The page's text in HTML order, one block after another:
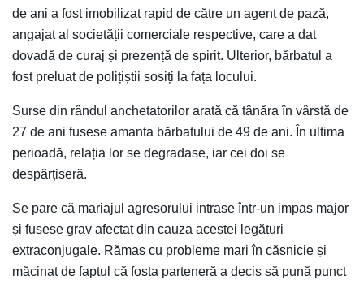
de ani a fost imobilizat rapid de către un agent de pază,
angajat al societății comerciale respective, care a dat
dovadă de curaj și prezență de spirit. Ulterior, bărbatul a
fost preluat de polițiștii sosiți la fața locului.
Surse din rândul anchetatorilor arată că tânăra în vârstă de
27 de ani fusese amanta bărbatului de 49 de ani. În ultima
perioadă, relația lor se degradase, iar cei doi se
despărțiseră.
Se pare că mariajul agresorului intrase într-un impas major
și fusese grav afectat din cauza acestei legături
extraconjugale. Rămas cu probleme mari în căsnicie și
măcinat de faptul că fosta parteneră a decis să pună punct